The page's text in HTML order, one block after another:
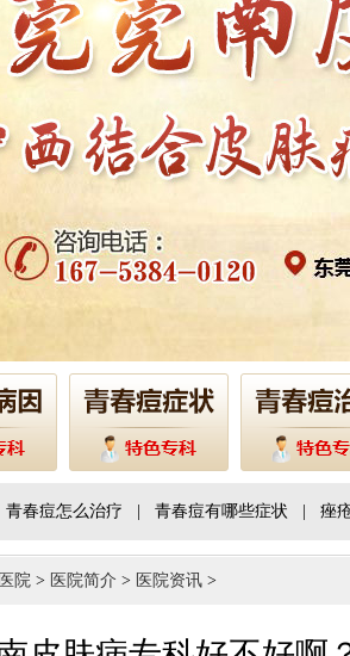
青春痘怎么治疗 青春痘有哪些症状 痤
院 > 医院简介 > 医院资讯 >